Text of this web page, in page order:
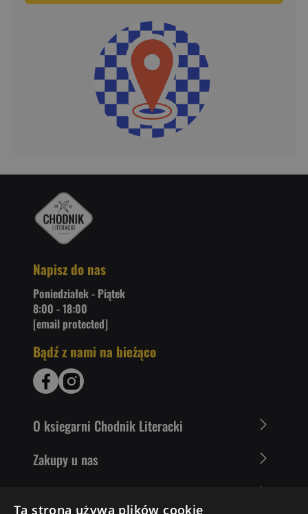
Napisz do nas
Poniedziałek - Piątek
8:00 - 18:00
[email protected]
Bądź z nami na bieżąco
O ksiegarni Chodnik Literacki
Zakupy u nas
Ta strona używa plików cookie